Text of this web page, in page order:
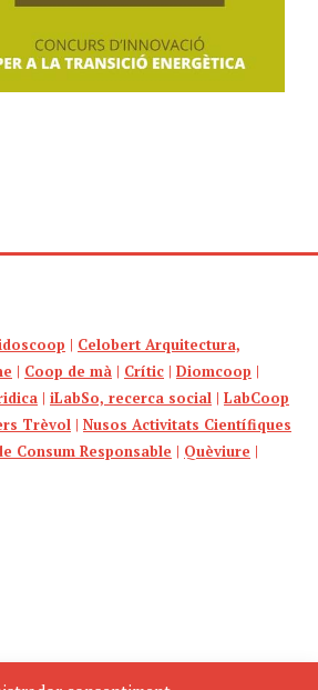
| Celobert Arquitectura,
| Coop de mà | Crític | Diomcoop |
| iLabSo, recerca social | LabCoop
Trèvol | Nusos Activitats Científiques
Consum Responsable | Quèviure |